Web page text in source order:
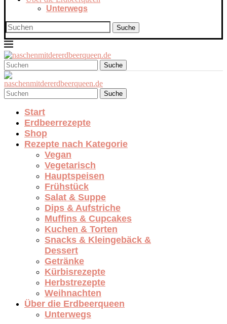
Unterwegs
Suche
Suche
Suche
Start
Erdbeerrezepte
Shop
Rezepte nach Kategorie
Vegan
Vegetarisch
Hauptspeisen
Frühstück
Salat & Suppe
Dips & Aufstriche
Muffins & Cupcakes
Kuchen & Torten
Snacks & Kleingebäck &
Dessert
Getränke
Kürbisrezepte
Herbstrezepte
Weihnachten
Über die Erdbeerqueen
Unterwegs